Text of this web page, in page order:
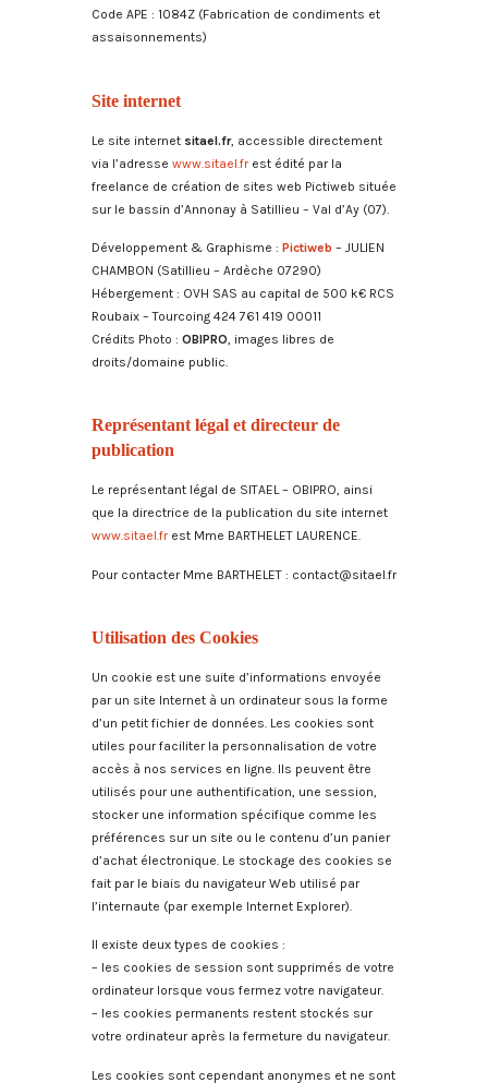
Code APE : 1084Z (Fabrication de condiments et
assaisonnements)
Site internet
Le site internet sitael.fr, accessible directement
via l’adresse www.sitael.frest édité par la
freelance de création de sites web Pictiweb située
sur le bassin d’Annonay à Satillieu – Val d’Ay (07).
Développement & Graphisme : Pictiweb – JULIEN
CHAMBON (Satillieu – Ardèche 07290)
Hébergement : OVH SAS au capital de 500 k€ RCS
Roubaix – Tourcoing 424 761 419 00011
Crédits Photo : OBIPRO, images libres de
droits/domaine public.
Représentant légal et directeur de
publication
Le représentant légal de SITAEL – OBIPRO, ainsi
que la directrice de la publication du site internet
www.sitael.frest Mme BARTHELET LAURENCE.
Pour contacter Mme BARTHELET : contact@sitael.fr
Utilisation des Cookies
Un cookie est une suite d’informations envoyée
par un site Internet à un ordinateur sous la forme
d’un petit fichier de données. Les cookies sont
utiles pour faciliter la personnalisation de votre
accès à nos services en ligne. Ils peuvent être
utilisés pour une authentification, une session,
stocker une information spécifique comme les
préférences sur un site ou le contenu d’un panier
d’achat électronique. Le stockage des cookies se
fait par le biais du navigateur Web utilisé par
l’internaute (par exemple Internet Explorer).
Il existe deux types de cookies :
– les cookies de session sont supprimés de votre
ordinateur lorsque vous fermez votre navigateur.
– les cookies permanents restent stockés sur
votre ordinateur après la fermeture du navigateur.
Les cookies sont cependant anonymes et ne sont